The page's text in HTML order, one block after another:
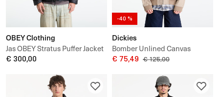
OBEY Clothing
Jas OBEY Stratus Puffer Jacket
€ 300,00
-40 %
Dickies
Bomber Unlined Canvas
Hooded Bomber
€ 75,49 € 125,00